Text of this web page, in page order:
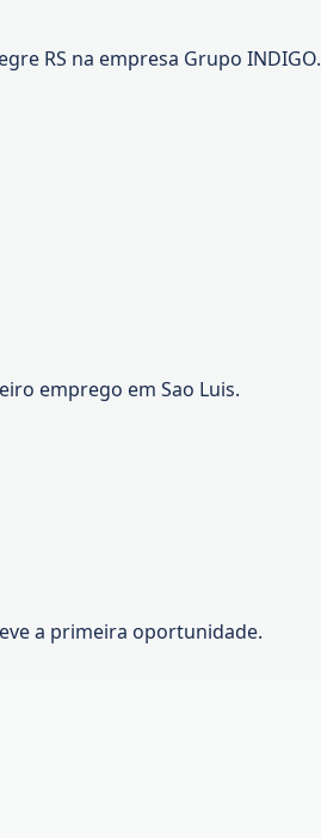
RS na empresa Grupo INDIGO.
emprego em Sao Luis.
a primeira oportunidade.